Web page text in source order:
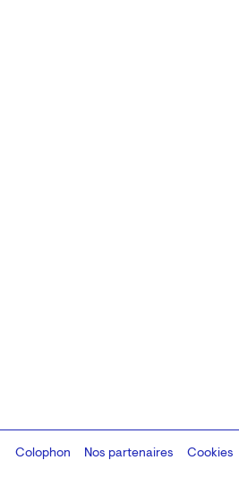
Colophon
Design:Marcel Kaczmarek, code:
Nos partenaires Cookies